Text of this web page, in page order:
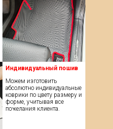
Индивидуальный пошив
Можем изготовить
абсолютно индивидуальные
коврики по цвету размеру и
форме, учитывая все
пожелания клиента.